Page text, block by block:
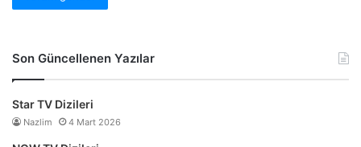
Son Güncellenen Yazılar
Star TV Dizileri
Nazlim 4 Mart 2026